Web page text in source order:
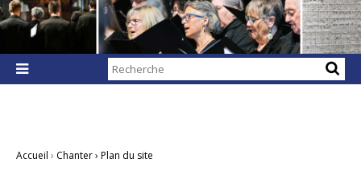

Chercher par
Recherche
Accueil › Chanter› Plan du site